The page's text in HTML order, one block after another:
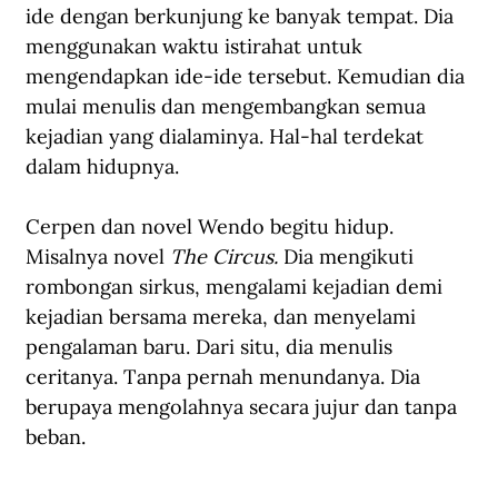
ide dengan berkunjung ke banyak tempat. Dia
menggunakan waktu istirahat untuk
mengendapkan ide-ide tersebut. Kemudian dia
mulai menulis dan mengembangkan semua
kejadian yang dialaminya. Hal-hal terdekat
dalam hidupnya.
Cerpen dan novel Wendo begitu hidup.
Misalnya novel The Circus. Dia mengikuti
rombongan sirkus, mengalami kejadian demi
kejadian bersama mereka, dan menyelami
pengalaman baru. Dari situ, dia menulis
ceritanya. Tanpa pernah menundanya. Dia
berupaya mengolahnya secara jujur dan tanpa
beban.